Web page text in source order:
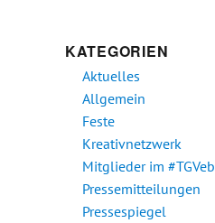
KATEGORIEN
Aktuelles
Allgemein
Feste
Kreativnetzwerk
Mitglieder im #TGVeb
Pressemitteilungen
Pressespiegel